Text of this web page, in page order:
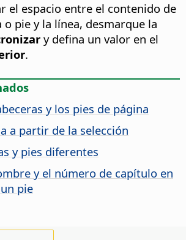
el espacio entre el contenido de
o pie y la línea, desmarque la
y defina un valor en el
.
y los pies de página
a partir de la selección
y pies diferentes
y el número de capítulo en
pie